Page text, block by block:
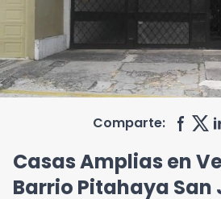
Comparte:
Casas Amplias en
Barrio Pitahaya San